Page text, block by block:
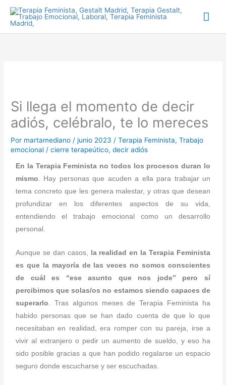
Si llega el momento de decir
adiós, celébralo, te lo mereces
Por martamediano /junio 2023 /Terapia Feminista,Trabajo
emocional /cierre terapeútico,decir adiós
En la Terapia Feminista no todos los procesos duran lo
mismo . Hay personas que acuden a ella para trabajar un
tema concreto que les genera malestar, y otras que desean
profundizar en los diferentes aspectos de su vida,
entendiendo el trabajo emocional como un desarrollo
personal.
Aunque se dan casos,
la realidad en la Terapia Feminista
es que la mayoría de las veces no somos conscientes
de cuál es “ese asunto que nos jode” pero sí
percibimos que solas/os no estamos siendo capaces de
superarlo . Tras algunos meses de Terapia Feminista ha
habido personas que se han dado cuenta de que lo que
necesitaban en realidad, era romper con su pareja, irse a
vivir al extranjero o pedir un aumento de sueldo, y eso ha
sido posible gracias a que han podido regalarse un espacio
seguro donde escucharse y ser escuchadas.